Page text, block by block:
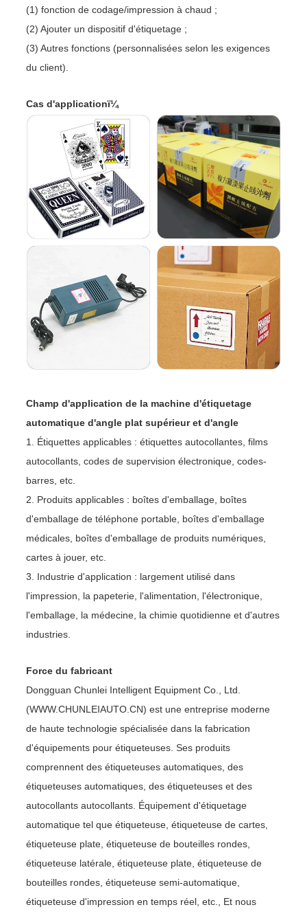
(1) fonction de codage/impression à chaud ;
(2) Ajouter un dispositif d'étiquetage ;
(3) Autres fonctions (personnalisées selon les exigences
du client).
Cas d'applicationï¼
Champ d'application de la machine d'étiquetage
automatique d'angle plat supérieur et d'angle
1. Étiquettes applicables : étiquettes autocollantes, films
autocollants, codes de supervision électronique, codes-
barres, etc.
2. Produits applicables : boîtes d'emballage, boîtes
d'emballage de téléphone portable, boîtes d'emballage
médicales, boîtes d'emballage de produits numériques,
cartes à jouer, etc.
3. Industrie d'application : largement utilisé dans
l'impression, la papeterie, l'alimentation, l'électronique,
l'emballage, la médecine, la chimie quotidienne et d'autres
industries.
Force du fabricant
Dongguan Chunlei Intelligent Equipment Co., Ltd.
(WWW.CHUNLEIAUTO.CN) est une entreprise moderne
de haute technologie spécialisée dans la fabrication
d'équipements pour étiqueteuses. Ses produits
comprennent des étiqueteuses automatiques, des
étiqueteuses automatiques, des étiqueteuses et des
autocollants autocollants. Équipement d'étiquetage
automatique tel que étiqueteuse, étiqueteuse de cartes,
étiqueteuse plate, étiqueteuse de bouteilles rondes,
étiqueteuse latérale, étiqueteuse plate, étiqueteuse de
bouteilles rondes, étiqueteuse semi-automatique,
étiqueteuse d'impression en temps réel, etc., Et nous